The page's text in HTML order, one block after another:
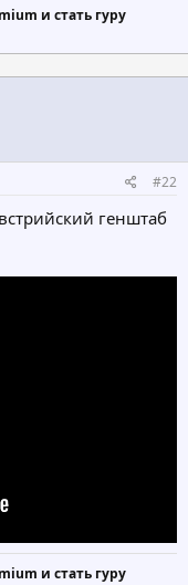
и стать гуру
#22
генштаб
и стать гуру